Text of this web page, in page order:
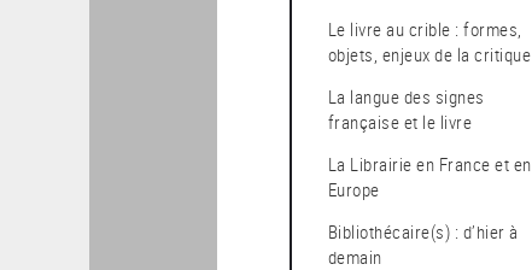
Le livre au crible : formes,
objets, enjeux de la critique
La langue des signes
française et le livre
La Librairie en France et en
Europe
Bibliothécaire(s) : d’hier à
demain